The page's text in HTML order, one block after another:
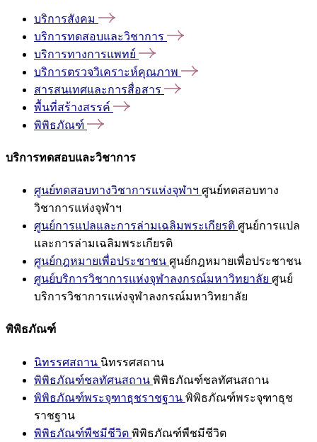
บริการสังคม
บริการทดสอบและวิชาการ
บริการทางการแพทย์
บริการตรวจวิเคราะห์คุณภาพ
สารสนเทศและการสื่อสาร
พื้นที่สร้างสรรค์
พิพิธภัณฑ์
บริการทดสอบและวิชาการ
ศูนย์ทดสอบทางวิชาการแห่งจุฬาฯ ศูนย์ทดสอบทาง
วิชาการแห่งจุฬาฯ
ศูนย์การแปลและการล่ามเฉลิมพระเกียรติ ศูนย์การแปล
และการล่ามเฉลิมพระเกียรติ
ศูนย์กฎหมายเพื่อประชาชน ศูนย์กฎหมายเพื่อประชาชน
ศูนย์บริการวิชาการแห่งจุฬาลงกรณ์มหาวิทยาลัย ศูนย์
บริการวิชาการแห่งจุฬาลงกรณ์มหาวิทยาลัย
พิพิธภัณฑ์
นิทรรศสถาน นิทรรศสถาน
พิพิธภัณฑ์ชลทัศนสถาน พิพิธภัณฑ์ชลทัศนสถาน
พิพิธภัณฑ์พระจุฑาธุชราชฐาน พิพิธภัณฑ์พระจุฑาธุช
ราชฐาน
พิพิธภัณฑ์พืชมีชีวิต พิพิธภัณฑ์พืชมีชีวิต